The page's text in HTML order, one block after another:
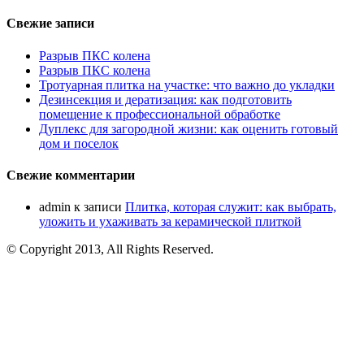
Свежие записи
Разрыв ПКС колена
Разрыв ПКС колена
Тротуарная плитка на участке: что важно до укладки
Дезинсекция и дератизация: как подготовить
помещение к профессиональной обработке
Дуплекс для загородной жизни: как оценить готовый
дом и поселок
Свежие комментарии
admin к записи Плитка, которая служит: как выбрать,
уложить и ухаживать за керамической плиткой
© Copyright 2013, All Rights Reserved.